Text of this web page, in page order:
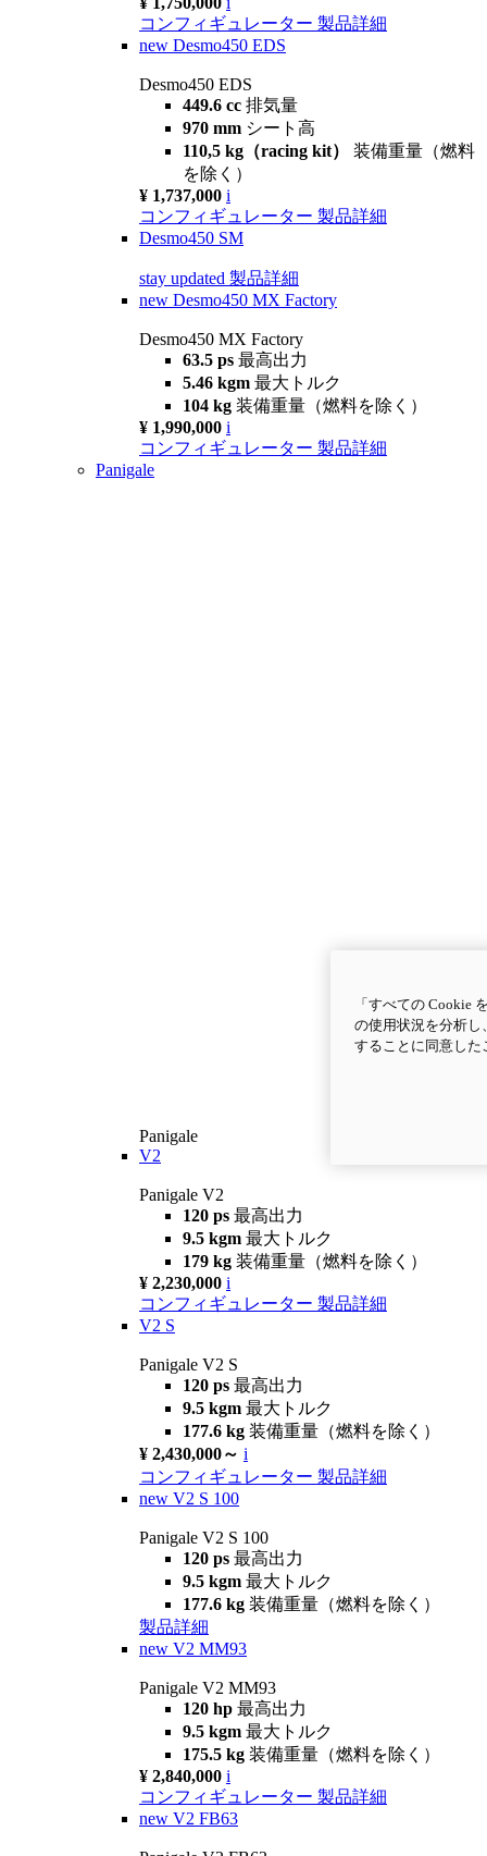
コンフィギュレーター 製品詳細
new Desmo450 EDS
Desmo450 EDS
449.6 cc 排気量
970 mm シート高
110,5 kg（racing kit） 装備重量（燃料
を除く）
¥ 1,737,000 i
コンフィギュレーター 製品詳細
Desmo450 SM
stay updated 製品詳細
new Desmo450 MX Factory
Desmo450 MX Factory
63.5 ps 最高出力
5.46 kgm 最大トルク
104 kg 装備重量（燃料を除く）
¥ 1,990,000 i
コンフィギュレーター 製品詳細
Panigale
Panigale
V2
Panigale V2
120 ps 最高出力
9.5 kgm 最大トルク
179 kg 装備重量（燃料を除く）
¥ 2,230,000 i
コンフィギュレーター 製品詳細
V2 S
Panigale V2 S
120 ps 最高出力
9.5 kgm 最大トルク
177.6 kg 装備重量（燃料を除く）
¥ 2,430,000～ i
コンフィギュレーター 製品詳細
new V2 S 100
Panigale V2 S 100
120 ps 最高出力
9.5 kgm 最大トルク
177.6 kg 装備重量（燃料を除く）
製品詳細
new V2 MM93
Panigale V2 MM93
120 hp 最高出力
9.5 kgm 最大トルク
175.5 kg 装備重量（燃料を除く）
¥ 2,840,000 i
コンフィギュレーター 製品詳細
new V2 FB63
「すべての Cookie
の使用状況を分析し
することに同意し